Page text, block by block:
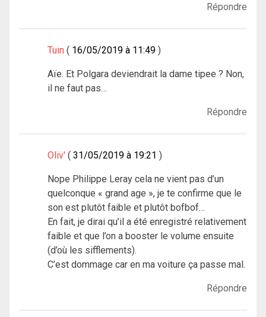
Répondre
Tuin 16/05/2019 à 11:49
Aïe. Et Polgara deviendrait la dame tipee ? Non,
il ne faut pas…
Répondre
Oliv' 31/05/2019 à 19:21
Nope Philippe Leray cela ne vient pas d’un
quelconque « grand age », je te confirme que le
son est plutôt faible et plutôt bofbof…
En fait, je dirai qu’il a été enregistré relativement
faible et que l’on a booster le volume ensuite
(d’où les sifflements).
C’est dommage car en ma voiture ça passe mal.
Répondre